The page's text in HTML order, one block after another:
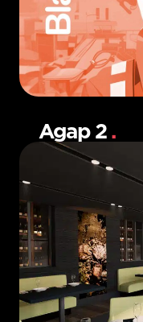
Agap 2 .